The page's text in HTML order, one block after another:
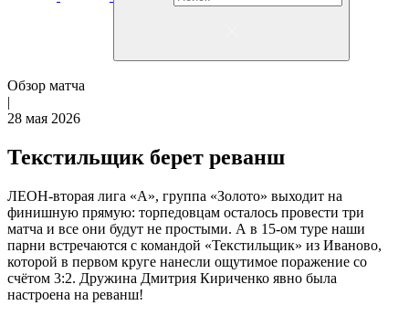
Обзор матча
|
28 мая 2026
Текстильщик берет реванш
ЛЕОН-вторая лига «А», группа «Золото» выходит на
финишную прямую: торпедовцам осталось провести три
матча и все они будут не простыми. А в 15-ом туре наши
парни встречаются с командой «Текстильщик» из Иваново,
которой в первом круге нанесли ощутимое поражение со
счётом 3:2. Дружина Дмитрия Кириченко явно была
настроена на реванш!